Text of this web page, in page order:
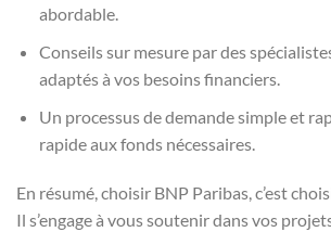
abordable.
Conseils sur mesure par des
adaptés à vos besoins financiers.
Un processus de demande simple et
rapide aux fonds nécessaires.
En résumé, choisir BNP Paribas, c’est
Il s’engage à vous soutenir dans vos